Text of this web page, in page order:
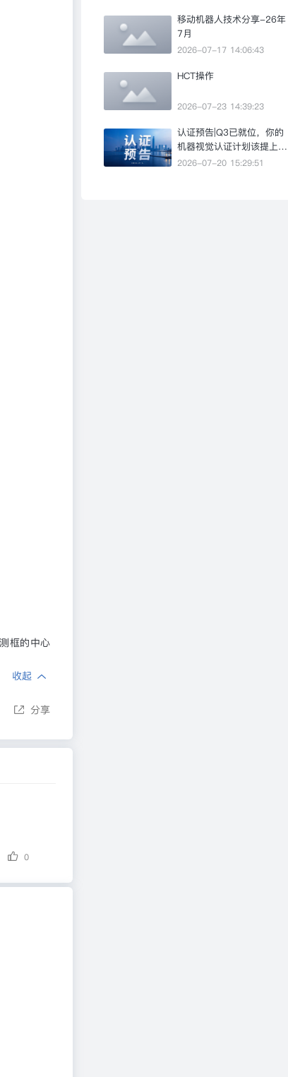
框的中心
收起
分享
0
移动机器人技术分享-26年
7月
2026-07-17 14:06:43
HCT操作
2026-07-23 14:39:23
认证预告|Q3已就位，你的
机器视觉认证计划该提上日
程了
2026-07-20 15:29:51